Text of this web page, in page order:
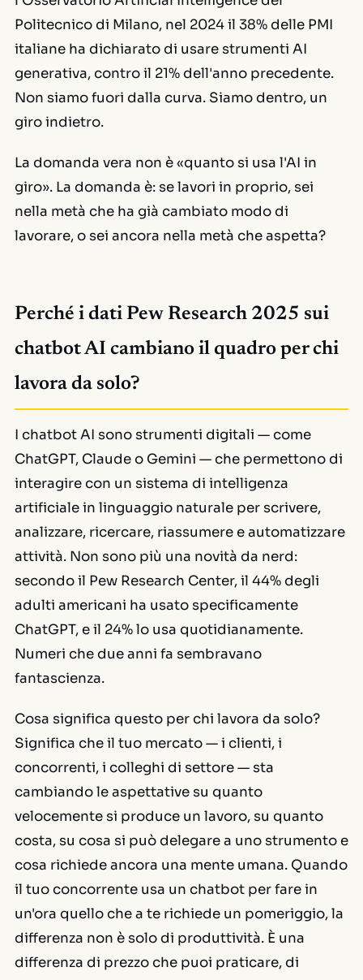
Politecnico di Milano, nel 2024 il 38% delle PMI
italiane ha dichiarato di usare strumenti AI
generativa, contro il 21% dell'anno precedente.
Non siamo fuori dalla curva. Siamo dentro, un
giro indietro.
La domanda vera non è «quanto si usa l'AI in
giro». La domanda è:se lavori in proprio, sei
nella metà che ha già cambiato modo di
lavorare, o sei ancora nella metà che aspetta?
Perché i dati Pew Research 2025 sui
chatbot AI cambiano il quadro per chi
lavora da solo?
I chatbot AI sono strumenti digitali — come
ChatGPT, Claude o Gemini — che permettono di
interagire con un sistema di intelligenza
artificiale in linguaggio naturale per scrivere,
analizzare, ricercare, riassumere e automatizzare
attività. Non sono più una novità da nerd:
secondo il Pew Research Center, il 44% degli
adulti americani ha usato specificamente
ChatGPT, e il 24% lo usa quotidianamente.
Numeri che due anni fa sembravano
fantascienza.
Cosa significa questo per chi lavora da solo?
Significa che il tuo mercato— i clienti, i
concorrenti, i colleghi di settore — sta
cambiando le aspettative su quanto
velocemente si produce un lavoro, su quanto
costa, su cosa si può delegare a uno strumento e
cosa richiede ancora una mente umana. Quando
il tuo concorrente usa un chatbot per fare in
un'ora quello che a te richiede un pomeriggio, la
differenza non è solo di produttività. È una
differenza di prezzo che puoi praticare, di